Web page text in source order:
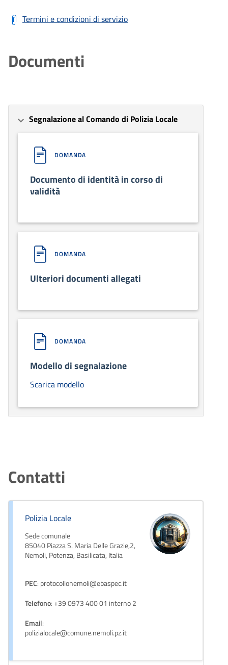
Termini e condizioni di servizio
Documenti
Segnalazione al Comando di Polizia Locale
DOMANDA
Documento di identità in corso di
validità
DOMANDA
Ulteriori documenti allegati
DOMANDA
Modello di segnalazione
Scarica modello
Contatti
Polizia Locale
Sede comunale
85040 Piazza S. Maria Delle Grazie,2,
Nemoli, Potenza, Basilicata, Italia
PEC: protocollonemoli@ebaspec.it
Telefono: +39 0973 400 01 interno 2
Email:
polizialocale@comune.nemoli.pz.it